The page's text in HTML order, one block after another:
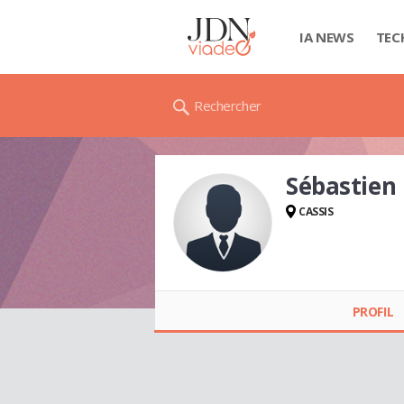
IA NEWS
Rechercher
Sébastien
CASSIS
PROFIL